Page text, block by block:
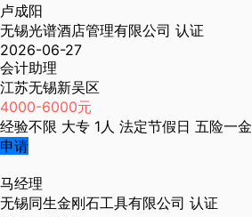
卢成阳
无锡光谱酒店管理有限公司 认证
2026-06-27
会计助理
江苏无锡新吴区
4000-6000元
经验不限 大专 1人 法定节假日 五险一金
申请
马经理
无锡同生金刚石工具有限公司 认证